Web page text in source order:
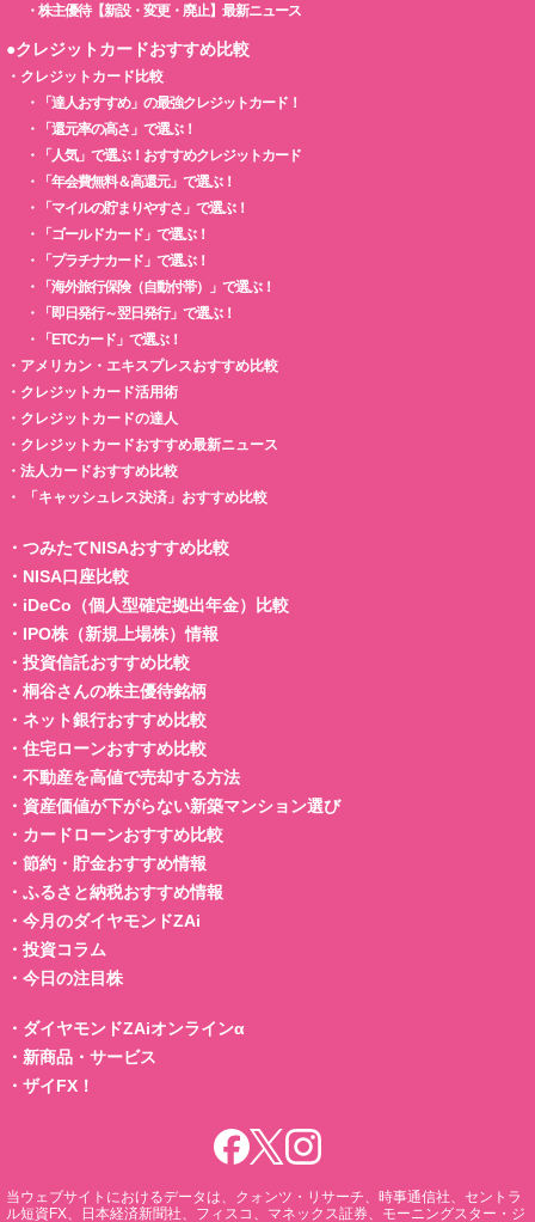
・ 株主優待【新設・変更・廃止】最新ニュース
●クレジットカードおすすめ比較
・ クレジットカード比較
・
「達人おすすめ」の最強クレジットカード！
・
「還元率の高さ」で選ぶ！
・
「人気」で選ぶ！おすすめクレジットカード
・
「年会費無料＆高還元」で選ぶ！
・
「マイルの貯まりやすさ」で選ぶ！
・
「ゴールドカード」で選ぶ！
・
「プラチナカード」で選ぶ！
・
「海外旅行保険（自動付帯）」で選ぶ！
・
「即日発行～翌日発行」で選ぶ！
・
「ETCカード」で選ぶ！
・ アメリカン・エキスプレスおすすめ比較
・ クレジットカード活用術
・ クレジットカードの達人
・ クレジットカードおすすめ最新ニュース
・ 法人カードおすすめ比較
・
「キャッシュレス決済」おすすめ比較
・ つみたてNISAおすすめ比較
・ NISA口座比較
・ iDeCo（個人型確定拠出年金）比較
・ IPO株（新規上場株）情報
・ 投資信託おすすめ比較
・ 桐谷さんの株主優待銘柄
・ ネット銀行おすすめ比較
・ 住宅ローンおすすめ比較
・ 不動産を高値で売却する方法
・ 資産価値が下がらない新築マンション選び
・ カードローンおすすめ比較
・ 節約・貯金おすすめ情報
・ ふるさと納税おすすめ情報
・ 今月のダイヤモンドZAi
・ 投資コラム
・ 今日の注目株
・ ダイヤモンドZAiオンラインα
・ 新商品・サービス
・ ザイFX！
当ウェブサイトにおけるデータは、クォンツ・リサーチ、時事通信社、セントラ
ル短資FX、日本経済新聞社、フィスコ、マネックス証券、モーニングスター・ジ